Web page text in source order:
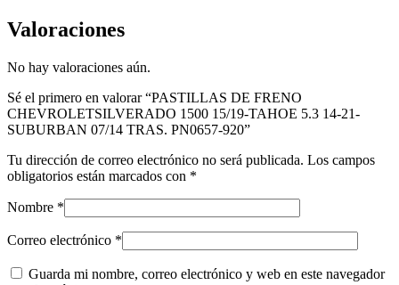
Valoraciones
No hay valoraciones aún.
Sé el primero en valorar “PASTILLAS DE FRENO
CHEVROLETSILVERADO 1500 15/19-TAHOE 5.3 14-21-
SUBURBAN 07/14 TRAS. PN0657-920”
Tu dirección de correo electrónico no será publicada. Los campos
obligatorios están marcados con *
Nombre *
Correo electrónico *
Guarda mi nombre, correo electrónico y web en este navegador